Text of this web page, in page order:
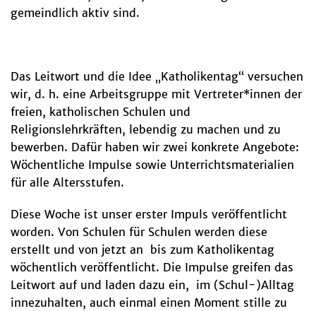
gemeindlich aktiv sind.
Das Leitwort und die Idee „Katholikentag“ versuchen
wir, d. h. eine Arbeitsgruppe mit Vertreter*innen der
freien, katholischen Schulen und
Religionslehrkräften, lebendig zu machen und zu
bewerben. Dafür haben wir zwei konkrete Angebote:
Wöchentliche Impulse sowie Unterrichtsmaterialien
für alle Altersstufen.
Diese Woche ist unser erster Impuls veröffentlicht
worden. Von Schulen für Schulen werden diese
erstellt und von jetzt an bis zum Katholikentag
wöchentlich veröffentlicht. Die Impulse greifen das
Leitwort auf und laden dazu ein, im (Schul-)Alltag
innezuhalten, auch einmal einen Moment stille zu